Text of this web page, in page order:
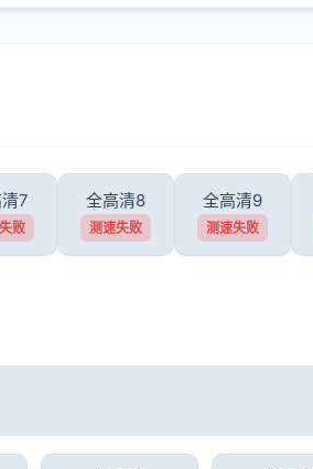
7
败
全高清8
测速失败
全高清9
测速失败